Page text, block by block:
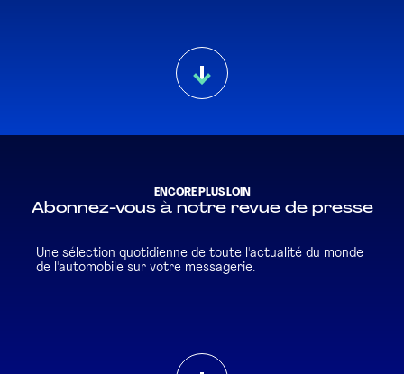
ENCORE PLUS LOIN
Abonnez-vous à notre revue de presse
Une sélection quotidienne de toute l'actualité du monde
de l'automobile sur votre messagerie.